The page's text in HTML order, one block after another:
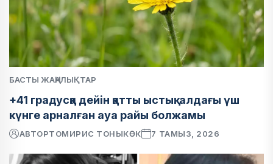
БАСТЫ ЖАҢАЛЫҚТАР
+41 градусқа дейін қатты ыстық: алдағы үш
күнге арналған ауа райы болжамы
АВТОРТОМИРИС ТОНЫКӨК 7 ТАМЫЗ, 2026